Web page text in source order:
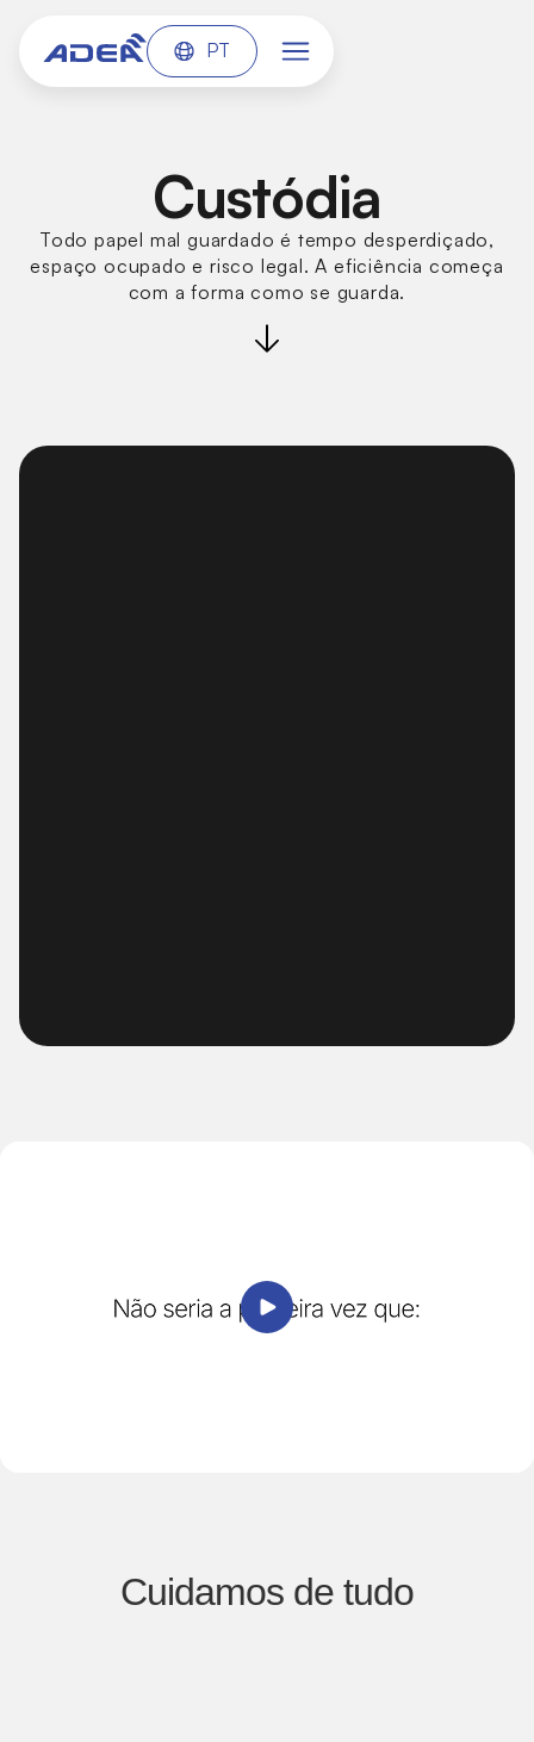
PT
Custódia
Todo papel mal guardado é tempo desperdiçado,
espaço ocupado e risco legal. A eficiência começa
com a forma como se guarda.
Cuidamos de tudo